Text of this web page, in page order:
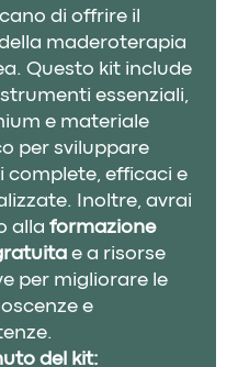
di offrire il
maderoterapia
Questo kit include
essenziali,
e materiale
per sviluppare
complete, efficaci e
Inoltre, avrai
alla formazione
e a risorse
per migliorare le
e
del kit: